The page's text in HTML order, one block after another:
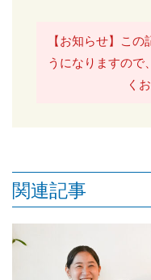
【お知らせ】こ
うになりますので
く
関連記事